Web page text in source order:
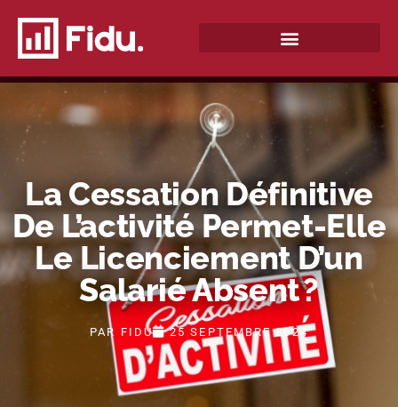
La Cessation Définitive
De L’activité Permet-Elle
Le Licenciement D’un
Salarié Absent ?
PAR FIDU 25 SEPTEMBRE 2024